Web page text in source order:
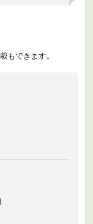
もできます。